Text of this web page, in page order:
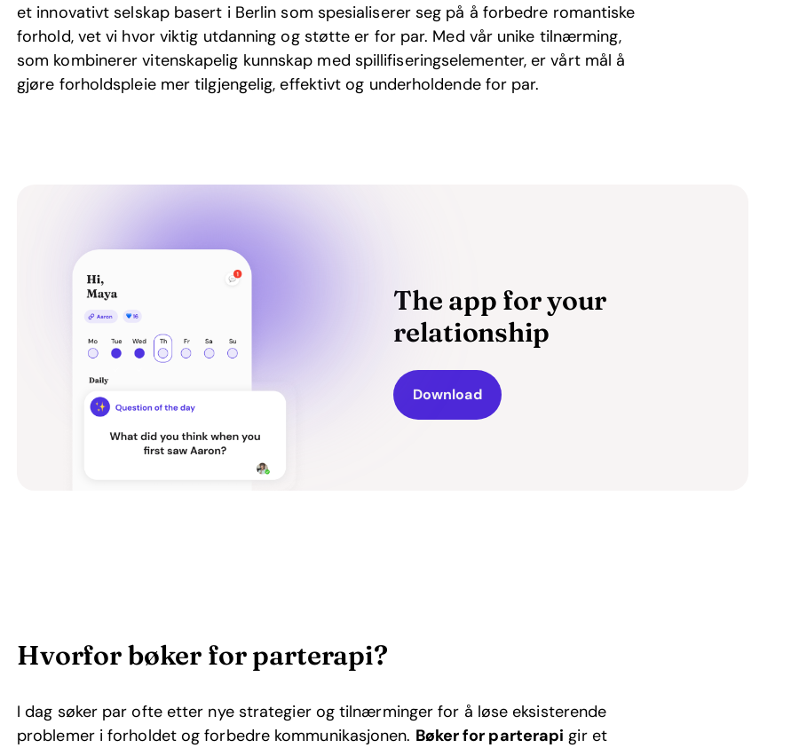
et innovativt selskap basert i Berlin som spesialiserer seg på å forbedre romantiske
forhold, vet vi hvor viktig utdanning og støtte er for par. Med vår unike tilnærming,
som kombinerer vitenskapelig kunnskap med spillifiseringselementer, er vårt mål å
gjøre forholdspleie mer tilgjengelig, effektivt og underholdende for par.
The app for your
relationship
Download
Hvorfor bøker for parterapi?
I dag søker par ofte etter nye strategier og tilnærminger for å løse eksisterende
problemer i forholdet og forbedre kommunikasjonen. Bøker for parterapi gir et